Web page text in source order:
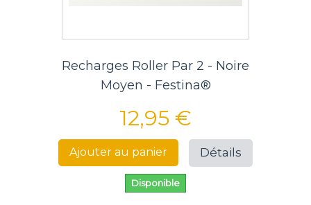
Recharges Roller Par 2 - Noire
Moyen - Festina®
12,95 €
Ajouter au panier Détails
Disponible